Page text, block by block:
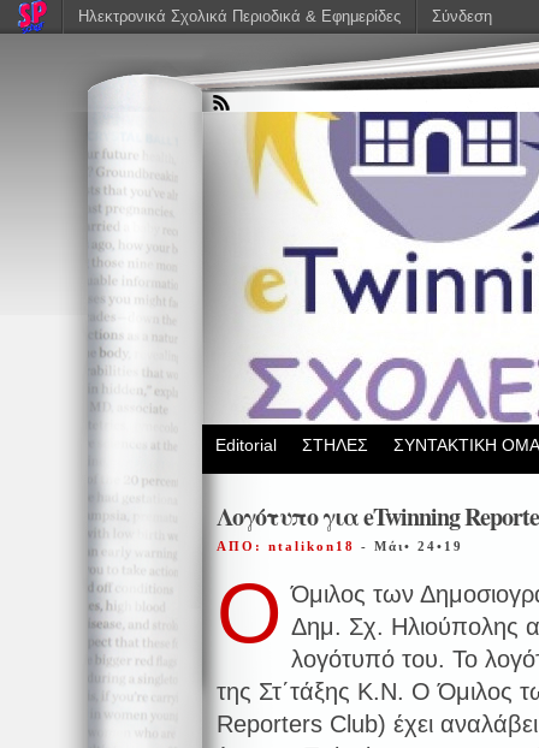
Editorial ΣΤΗΛΕΣ ΣΥΝΤΑΚΤΙΚΗ
Λογότυπο για eTwinning
ΑΠΟ: ntalikon18 - Μάι• 24•19
Ο Όμιλος των
Δημ. Σχ. Ηλιούπολης
λογότυπό του. Το
της Στ΄τάξης Κ.Ν. Ο Όμιλος
Reporters Club) έχει
Ηλεκτρονικά Σχολικά Περιοδικά & Εφημερίδες Σύνδεση